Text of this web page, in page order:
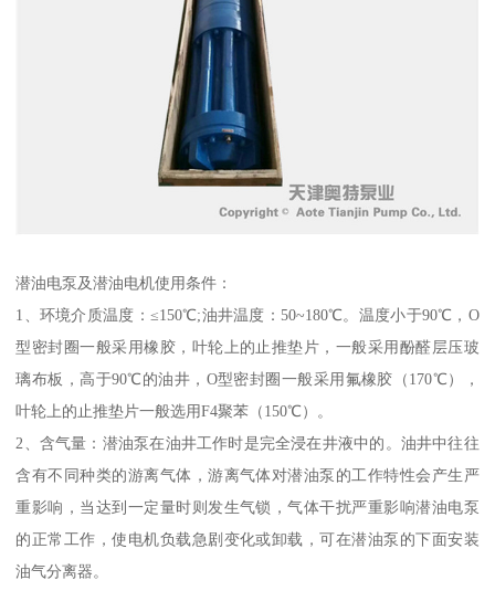
潜油电泵及潜油电机使用条件：
1、环境介质温度：≤150℃;油井温度：50~180℃。温度小于90℃，O
型密封圈一般采用橡胶，叶轮上的止推垫片，一般采用酚醛层压玻
璃布板，高于90℃的油井，O型密封圈一般采用氟橡胶（170℃），
叶轮上的止推垫片一般选用F4聚苯（150℃）。
2、含气量：潜油泵在油井工作时是完全浸在井液中的。油井中往往
含有不同种类的游离气体，游离气体对潜油泵的工作特性会产生严
重影响，当达到一定量时则发生气锁，气体干扰严重影响潜油电泵
的正常工作，使电机负载急剧变化或卸载，可在潜油泵的下面安装
油气分离器。